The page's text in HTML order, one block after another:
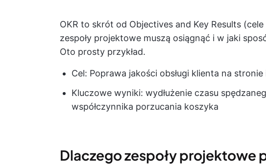
OKR to skrót od Objectives and Key Results
zespoły projektowe muszą osiągnąć i w jaki
Oto prosty przykład.
Cel: Poprawa jakości obsługi klienta na
Kluczowe wyniki: wydłużenie czasu
współczynnika porzucania koszyka
Dlaczego zespoły projektowe